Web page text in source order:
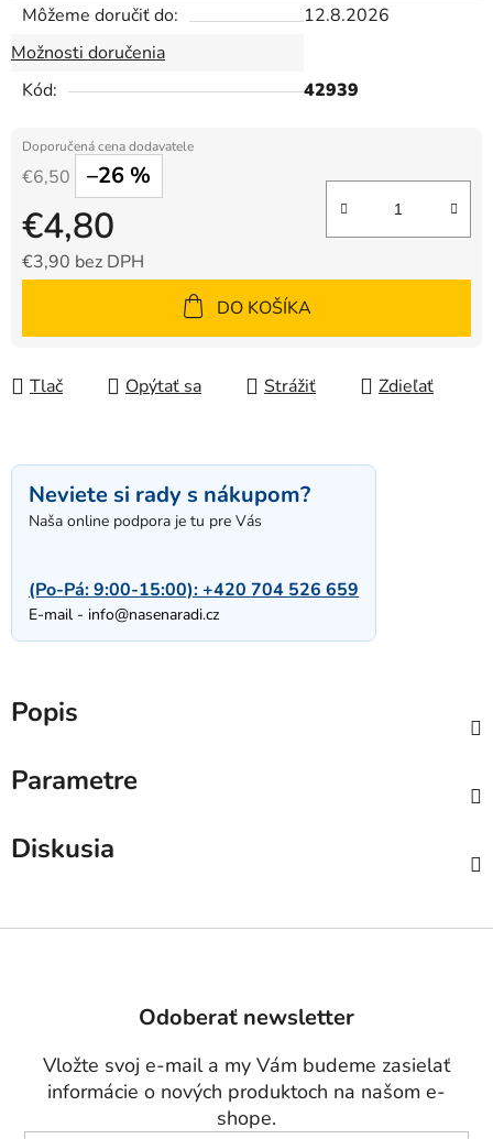
Môžeme doručiť do:
12.8.2026
Možnosti doručenia
Kód:
42939
€6,50 –26 %
€4,80
€3,90 bez DPH
DO KOŠÍKA
Tlač Opýtať sa Strážiť Zdieľať
Neviete si rady s nákupom?
Naša online podpora je tu pre Vás
(Po-Pá: 9:00-15:00):+420 704 526 659
E-mail - info@nasenaradi.cz
Popis
Parametre
Diskusia
Odoberať newsletter
Vložte svoj e-mail a my Vám budeme zasielať
informácie o nových produktoch na našom e-
shope.